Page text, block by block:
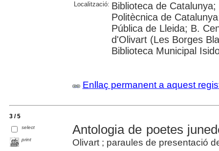
Localització: Biblioteca de
Politècnica de
Pública de Lleida; B.
d'Olivart (Les Borges
Biblioteca Municipal
Enllaç permanent a aquest
3 / 5
select
print
Antologia de poetes
Olivart ; paraules de presentació